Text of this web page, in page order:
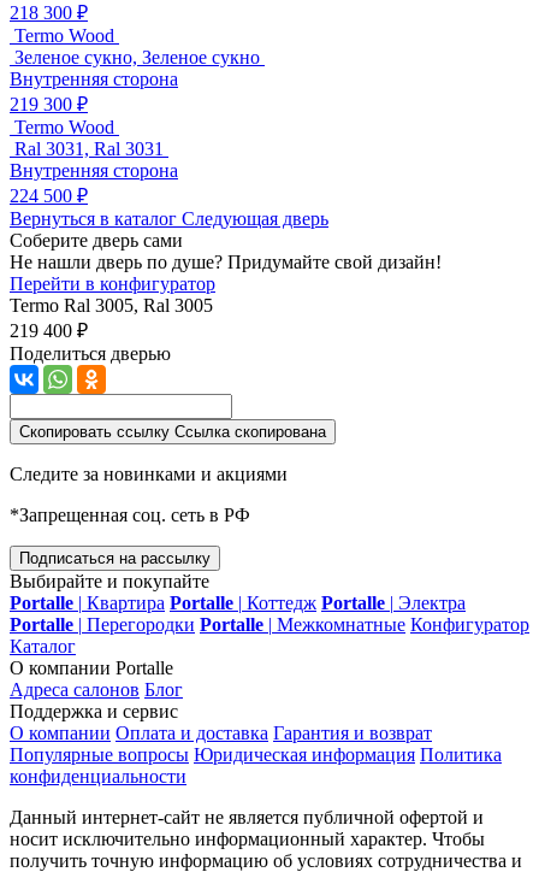
218 300 ₽
Termo Wood
Зеленое сукно, Зеленое сукно
Внутренняя сторона
219 300 ₽
Termo Wood
Ral 3031, Ral 3031
Внутренняя сторона
224 500 ₽
Вернуться в каталог Следующая дверь
Соберите дверь сами
Не нашли дверь по душе? Придумайте свой дизайн!
Перейти в конфигуратор
Termo Ral 3005, Ral 3005
219 400 ₽
Поделиться дверью
Скопировать ссылку Ссылка скопирована
Следите за новинками и акциями
*Запрещенная соц. сеть в РФ
Подписаться на рассылку
Выбирайте и покупайте
Portalle | Квартира Portalle | Коттедж Portalle | Электра
Portalle | Перегородки Portalle | Межкомнатные Конфигуратор
Каталог
О компании Portalle
Адреса салонов Блог
Поддержка и сервис
О компании Оплата и доставка Гарантия и возврат
Популярные вопросы Юридическая информация Политика
конфиденциальности
Данный интернет-сайт не является публичной офертой и
носит исключительно информационный характер. Чтобы
получить точную информацию об условиях сотрудничества и